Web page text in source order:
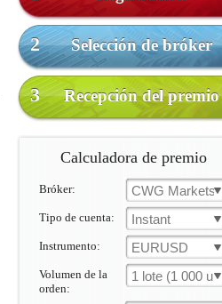
2 Selección de bróker
3 Recepción del premio
Calculadora de premio
Bróker: CWG Markets
Tipo de cuenta: Instant
Instrumento: EURUSD
Volumen de la
orden:
1 lote (1 000 un.)